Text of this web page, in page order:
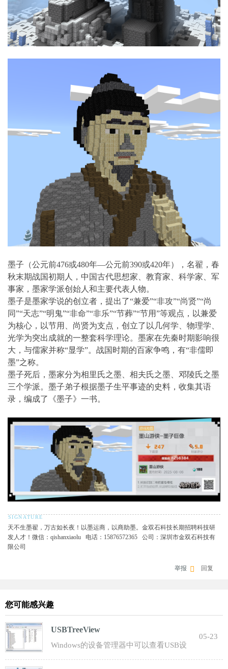
墨子（公元前476或480年—公元前390或420年），名翟，春
秋末期战国初期人，中国古代思想家、教育家、科学家、军
事家，墨家学派创始人和主要代表人物。
墨子是墨家学说的创立者，提出了“兼爱”“非攻”“尚贤”“尚
同”“天志”“明鬼”“非命”“非乐”“节葬”“节用”等观点，以兼爱
为核心，以节用、尚贤为支点，创立了以几何学、物理学、
光学为突出成就的一整套科学理论。墨家在先秦时期影响很
大，与儒家并称“显学”。战国时期的百家争鸣，有“非儒即
墨”之称。
墨子死后，墨家分为相里氏之墨、相夫氏之墨、邓陵氏之墨
三个学派。墨子弟子根据墨子生平事迹的史料，收集其语
录，编成了《墨子》一书。
天不生墨翟，万古如长夜！以墨运商，以商助墨。金双石科技长期招聘科技研
发人才！微信：qishanxiaolu 电话：15876572365 公司：深圳市金双石科技有
限公司
回复
举报
您可能感兴趣
USBTreeView
Windows的设备管理器中可以查看USB设
备的信息： 驱动程序供应商：FTDI， 数
05-23